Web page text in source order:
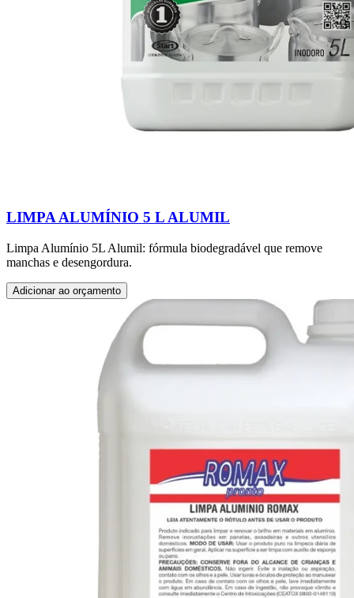
LIMPA ALUMÍNIO 5 L ALUMIL
Limpa Alumínio 5L Alumil: fórmula biodegradável que remove
manchas e desengordura.
Adicionar ao orçamento